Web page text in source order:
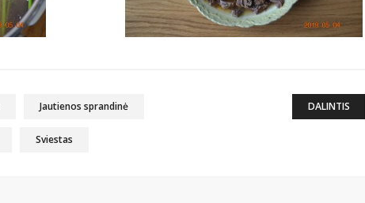
Jautienos sprandinė
Sviestas
DALINTIS